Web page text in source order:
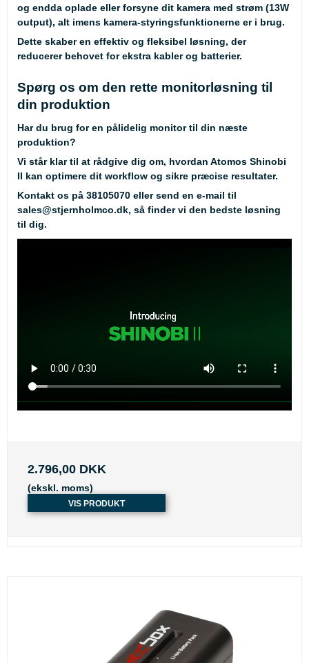
og endda oplade eller forsyne dit kamera med strøm (13W
output), alt imens kamera-styringsfunktionerne er i brug.
Dette skaber en effektiv og fleksibel løsning, der
reducerer behovet for ekstra kabler og batterier.
Spørg os om den rette monitorløsning til
din produktion
Har du brug for en pålidelig monitor til din næste
produktion?
Vi står klar til at rådgive dig om, hvordan Atomos Shinobi
II kan optimere dit workflow og sikre præcise resultater.
Kontakt os på 38105070 eller send en e-mail til
sales@stjernholmco.dk, så finder vi den bedste løsning
til dig.
2.796,00 DKK
(ekskl. moms)
VIS PRODUKT